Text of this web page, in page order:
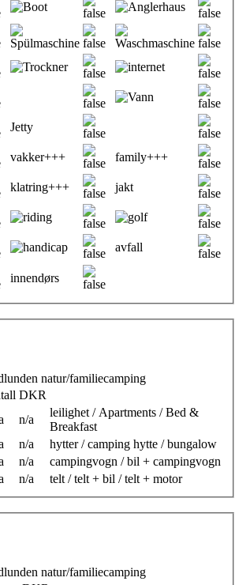
Jetty
vakker+++ family+++
klatring+++ jakt
avfall
innendørs
natur/familiecamping
DKR
n/a
leilighet / Apartments / Bed &
Breakfast
n/a
hytter / camping hytte / bungalow
n/a
campingvogn / bil + campingvogn
n/a telt / telt + bil / telt + motor
natur/familiecamping